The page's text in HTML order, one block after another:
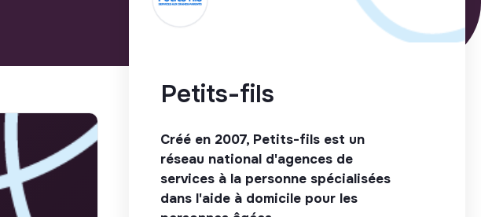
Petits-fils
Créé en 2007, Petits-fils est un
réseau national d'agences de
services à la personne spécialisées
dans l'aide à domicile pour les